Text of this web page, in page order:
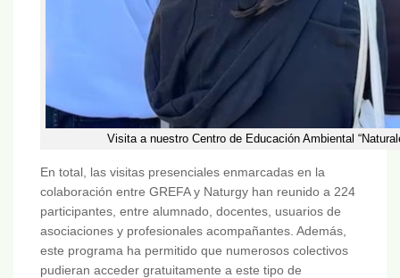
Visita a nuestro Centro de Educación Ambiental
En total, las visitas presenciales enmarcadas en la
colaboración entre GREFA y Naturgy han reunido a 224
participantes, entre alumnado, docentes, usuarios de
asociaciones y profesionales acompañantes. Además,
este programa ha permitido que numerosos colectivos
pudieran acceder gratuitamente a este tipo de